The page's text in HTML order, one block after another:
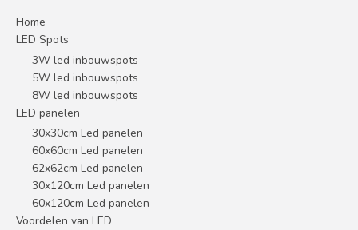
Home
LED Spots
3W led inbouwspots
5W led inbouwspots
8W led inbouwspots
LED panelen
30x30cm Led panelen
60x60cm Led panelen
62x62cm Led panelen
30x120cm Led panelen
60x120cm Led panelen
Voordelen van LED